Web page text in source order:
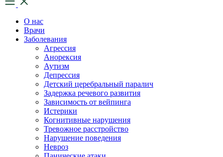
О нас
Врачи
Заболевания
Агрессия
Анорексия
Аутизм
Депрессия
Детский церебральный паралич
Задержка речевого развития
Зависимость от вейпинга
Истерики
Когнитивные нарушения
Тревожное расстройство
Нарушение поведения
Невроз